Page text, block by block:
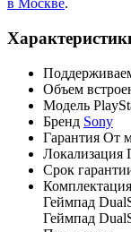
в Москве.
Объем
Модель
Бренд Sony
Гарантия От
Локализация
Срок
Комплектация
Геймпад
Геймпад